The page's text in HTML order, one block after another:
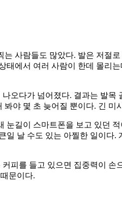
사람들도 많았다. 발은 저절
에서 여러 사람이 한데 몰리
오다가 넘어졌다. 결과는 발
야 몇 초 늦어질 뿐이다. 긴
길이 스마트폰을 보고 있던
날 수도 있는 아찔한 일이다
피를 들고 있으면 집중력이
문이다.